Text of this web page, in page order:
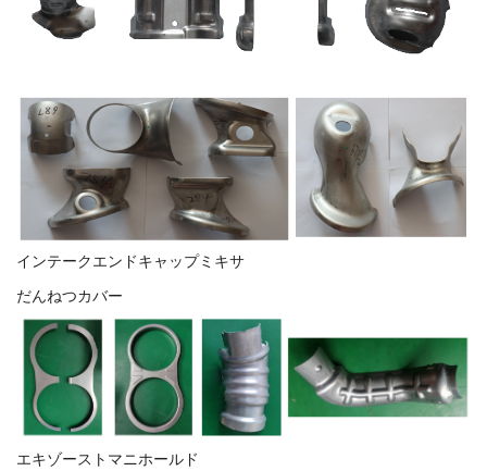
インテークエンドキャップミキサ
だんねつカバー
エキゾーストマニホールド